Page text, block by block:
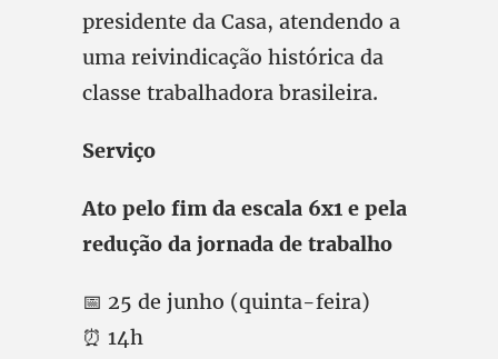
presidente da Casa, atendendo a
uma reivindicação histórica da
classe trabalhadora brasileira.
Serviço
Ato pelo fim da escala 6x1 e pela
redução da jornada de trabalho
📅 25 de junho (quinta-feira)
⏰ 14h